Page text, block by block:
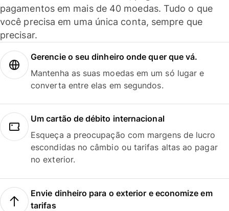
pagamentos em mais de 40 moedas. Tudo o que
você precisa em uma única conta, sempre que
precisar.
Gerencie o seu dinheiro onde quer que vá.
Mantenha as suas moedas em um só lugar e
converta entre elas em segundos.
Um cartão de débito internacional
Esqueça a preocupação com margens de lucro
escondidas no câmbio ou tarifas altas ao pagar
no exterior.
Envie dinheiro para o exterior e economize em
tarifas